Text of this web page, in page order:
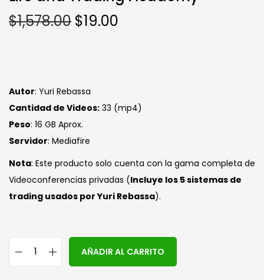
$1,578.00 $19.00
Autor: Yuri Rebassa
Cantidad de Videos: 33 (mp4)
Peso: 16 GB Aprox.
Servidor: Mediafire
Nota: Este producto solo cuenta con la gama completa de
Videoconferencias privadas (Incluye los 5 sistemas de
trading usados por Yuri Rebassa).
AÑADIR AL CARRITO